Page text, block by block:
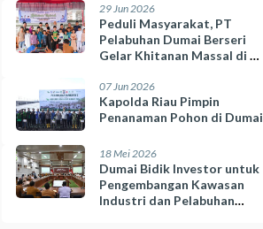
29 Jun 2026
Peduli Masyarakat, PT
Pelabuhan Dumai Berseri
Gelar Khitanan Massal di 10
07 Jun 2026
Kapolda Riau Pimpin
Penanaman Pohon di Dumai
18 Mei 2026
Dumai Bidik Investor untuk
Pengembangan Kawasan
Industri dan Pelabuhan